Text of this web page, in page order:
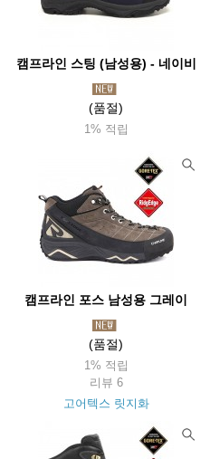
캠프라인 스팅 (남성용) - 네이비
(품절)
1% 적립
캠프라인 포스 남성용 그레이
(품절)
1% 적립
리뷰 6
고어텍스 릿지화